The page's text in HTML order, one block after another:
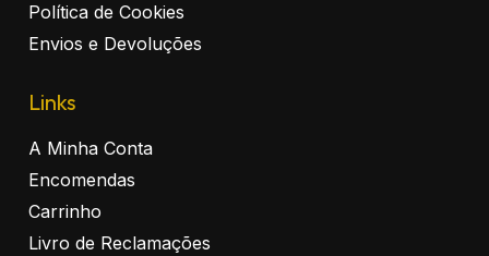
Política de Cookies
Envios e Devoluções
Links
A Minha Conta
Encomendas
Carrinho
Livro de Reclamações